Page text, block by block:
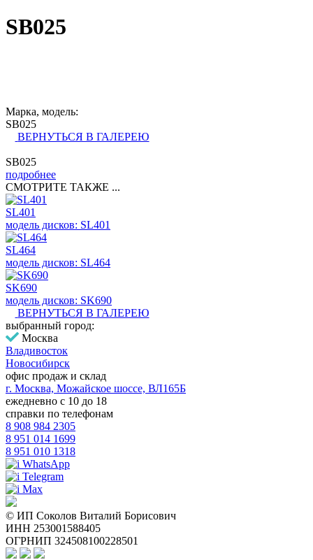
SB025
Марка, модель:
SB025
ВЕРНУТЬСЯ В ГАЛЕРЕЮ
SB025
подробнее
СМОТРИТЕ ТАКЖЕ ...
SL401
модель дисков: SL401
SL464
модель дисков: SL464
SK690
модель дисков: SK690
ВЕРНУТЬСЯ В ГАЛЕРЕЮ
выбранный город:
Москва
Владивосток
Новосибирск
офис продаж и склад
г. Москва, Можайское шоссе, ВЛ165Б
ежедневно с 10 до 18
справки по телефонам
8 908 984 2305
8 951 014 1699
8 951 010 1318
WhatsApp
Telegram
Max
© ИП Соколов Виталий Борисович
ИНН 253001588405
ОГРНИП 324508100228501